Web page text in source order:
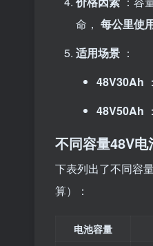
命， 每公里使
适用场景 ：
48V30Ah
48V50Ah
不同容量48V
下表列出了不同容
算）：
电池容量